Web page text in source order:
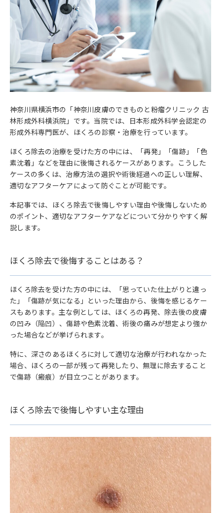
神奈川県横浜市の「神奈川皮膚のできものと粉瘤クリニック 古
林形成外科横浜院」です。当院では、日本形成外科学会認定の
形成外科専門医が、ほくろの診察・治療を行っています。
ほくろ除去の治療を受けた方の中には、「再発」「傷跡」「色
素沈着」などを理由に後悔されるケースがあります。こうした
ケースの多くは、治療方法の選択や術後経過への正しい理解、
適切なアフターケアによって防ぐことが可能です。
本記事では、ほくろ除去で後悔しやすい理由や後悔しないため
のポイント、適切なアフターケアなどについて分かりやすく解
説します。
ほくろ除去で後悔することはある？
ほくろ除去を受けた方の中には、「思っていた仕上がりと違っ
た」「傷跡が気になる」といった理由から、後悔を感じるケー
スもあります。主な例としては、ほくろの再発、除去後の皮膚
の凹み（陥凹）、傷跡や色素沈着、術後の痛みが想定より強か
った場合などが挙げられます。
特に、深さのあるほくろに対して適切な治療が行われなかった
場合、ほくろの一部が残って再発したり、無理に除去すること
で傷跡（瘢痕）が目立つことがあります。
ほくろ除去で後悔しやすい主な理由